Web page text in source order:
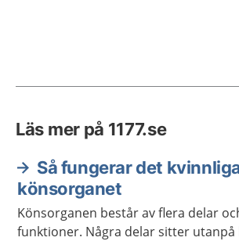
Läs mer på 1177.se
Så fungerar det
könsorganet
Könsorganen består av flera delar
funktioner. Några delar sitter utanpå